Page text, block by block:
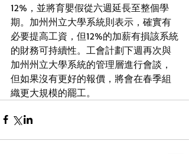
12%，並將育嬰假從六週延長至整個學
期。加州州立大學系統則表示，確實有
必要提高工資，但12%的加薪有損該系統
的財務可持續性。工會計劃下週再次與
加州州立大學系統的管理層進行會談，
但如果沒有更好的報價，將會在春季組
織更大規模的罷工。